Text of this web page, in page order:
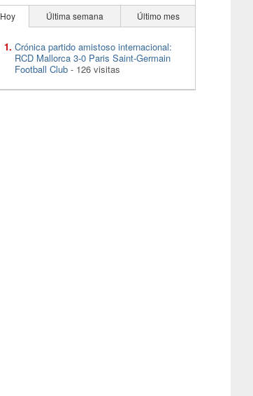
Hoy Última semana Último mes
Crónica partido amistoso internacional:
RCD Mallorca 3-0 Paris Saint-Germain
Football Club - 126 visitas